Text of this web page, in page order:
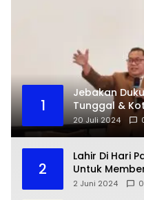
1
Jebakan
Tunggal &
20 Juli 2024
2
Lahir Di Hari
Untuk
Bagi
2 Juni 2024 0